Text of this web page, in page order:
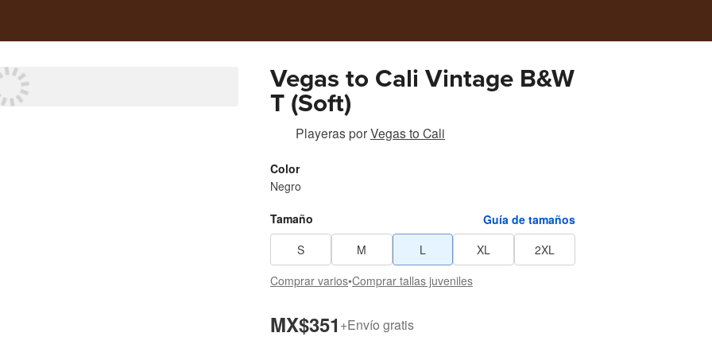
Vegas to Cali Vintage B&W
T (Soft)
PlayerasporVegas to Cali
Color
Negro
Tamaño
Guía de tamaños
S
M L XL
2XL
Comprar varios•Comprar tallas juveniles
MX$351 +Envío gratis